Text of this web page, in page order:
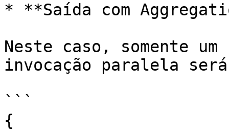
* **Saída com
Neste caso, somente
invocação paralela
```
{